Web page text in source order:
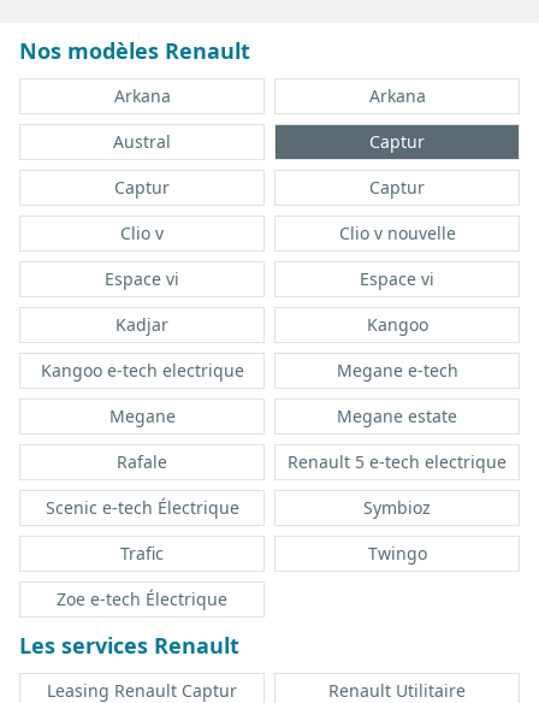
Nos modèles Renault
Arkana
Arkana
Austral
Captur
Captur
Captur
Clio v
Clio v nouvelle
Espace vi
Espace vi
Kadjar
Kangoo
Kangoo e-tech electrique
Megane e-tech
Megane
Megane estate
Rafale
Renault 5 e-tech electrique
Scenic e-tech Électrique
Symbioz
Trafic
Twingo
Zoe e-tech Électrique
Les services Renault
Leasing Renault Captur
Renault Utilitaire